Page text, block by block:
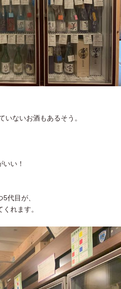
いないお酒もあるそう。
い！
代目が、
れます。